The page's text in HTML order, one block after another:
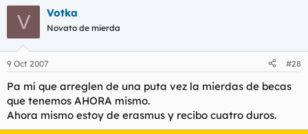
V Votka
Novato de mierda
9 Oct 2007 #28
Pa mí que arreglen de una puta vez la mierdas de becas
que tenemos AHORA mismo.
Ahora mismo estoy de erasmus y recibo cuatro duros.